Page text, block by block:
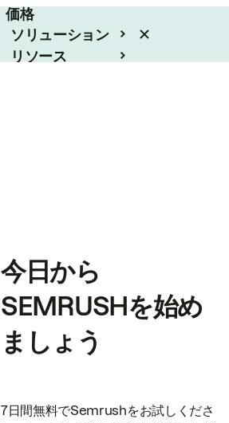
価格
ソリューション
リソース
今日から
SEMRUSHを始め
ましょう
7日間無料でSemrushをお試しくださ